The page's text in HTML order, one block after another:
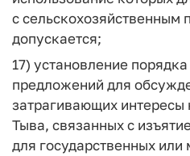
с сельскохозяйственным
допускается;
17) установление
предложений для
затрагивающих интересы
Тыва, связанных с
для государственных